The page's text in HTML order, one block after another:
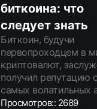
биткоина: что
следует знать
Биткоин, будучи
первопроходцем в
криптовалют,
получил репутацию
самых волатильных
Просмотров:: 2689